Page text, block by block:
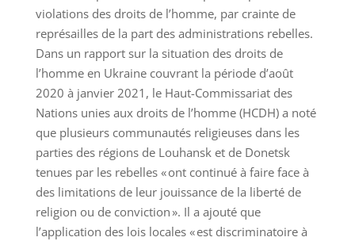
violations des droits de l’homme, par crainte de
représailles de la part des administrations rebelles.
Dans un rapport sur la situation des droits de
l’homme en Ukraine couvrant la période d’août
2020 à janvier 2021, le Haut-Commissariat des
Nations unies aux droits de l’homme (HCDH) a noté
que plusieurs communautés religieuses dans les
parties des régions de Louhansk et de Donetsk
tenues par les rebelles « ont continué à faire face à
des limitations de leur jouissance de la liberté de
religion ou de conviction ». Il a ajouté que
l’application des lois locales « est discriminatoire à